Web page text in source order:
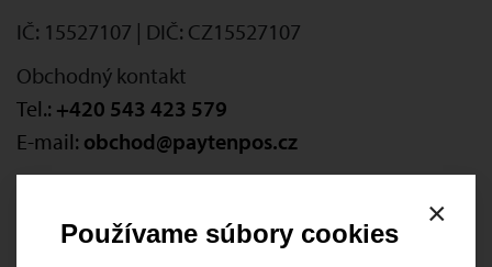
×
Používame súbory cookies
IČ: 15527107 | DIČ: CZ15527107
Obchodný kontakt
Tel.: +420 543 423 579
E-mail: obchod@paytenpos.cz
Maďarsko
- Member
of Payten